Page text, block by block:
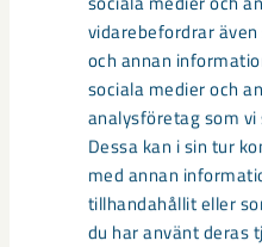
vidarebefordrar
och annan
sociala medier och
analysföretag som
Dessa kan i sin tur
med annan
tillhandahållit eller
du har använt deras
centrum
Under sommaren 2026
gamla Kiruna centrum på
– bland annat ...